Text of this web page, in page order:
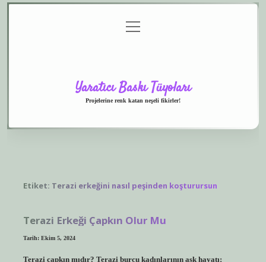
menüyü
aç
Yaratıcı Baskı Tüyoları
Projelerine renk katan neşeli fikirler!
Etiket: Terazi erkeğini nasıl peşinden koşturursun
Terazi Erkeği Çapkın Olur Mu
Tarih: Ekim 5, 2024
Terazi çapkın mıdır? Terazi burcu kadınlarının aşk hayatı: